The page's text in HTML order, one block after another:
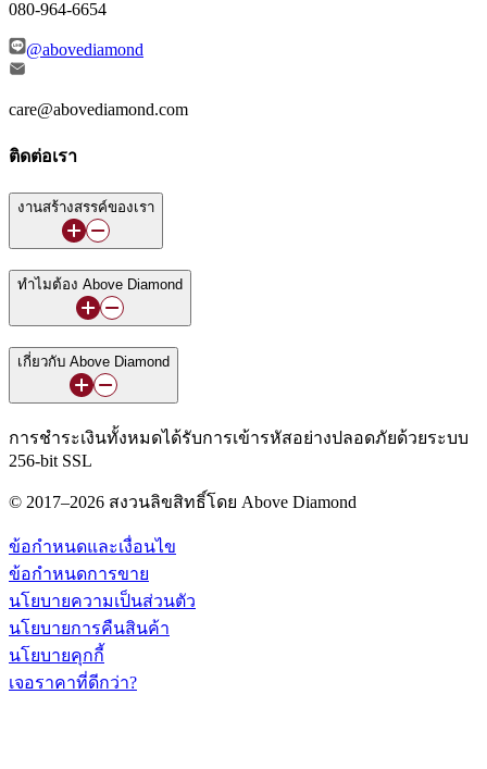
080-964-6654
@abovediamond
care@abovediamond.com
ติดต่อเรา
งานสร้างสรรค์ของเรา
ทำไมต้อง Above Diamond
เกี่ยวกับ Above Diamond
การชำระเงินทั้งหมดได้รับการเข้ารหัสอย่างปลอดภัยด้วยระบบ
256-bit SSL
© 2017–2026 สงวนลิขสิทธิ์โดย Above Diamond
ข้อกำหนดและเงื่อนไข
ข้อกำหนดการขาย
นโยบายความเป็นส่วนตัว
นโยบายการคืนสินค้า
นโยบายคุกกี้
เจอราคาที่ดีกว่า?